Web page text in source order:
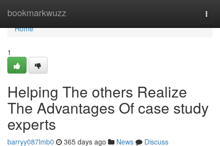
bookmarkwuzz
Home
Home
1
Helping The others Realize
The Advantages Of case study
experts
barryy087lmb0 365 days ago News
Discuss